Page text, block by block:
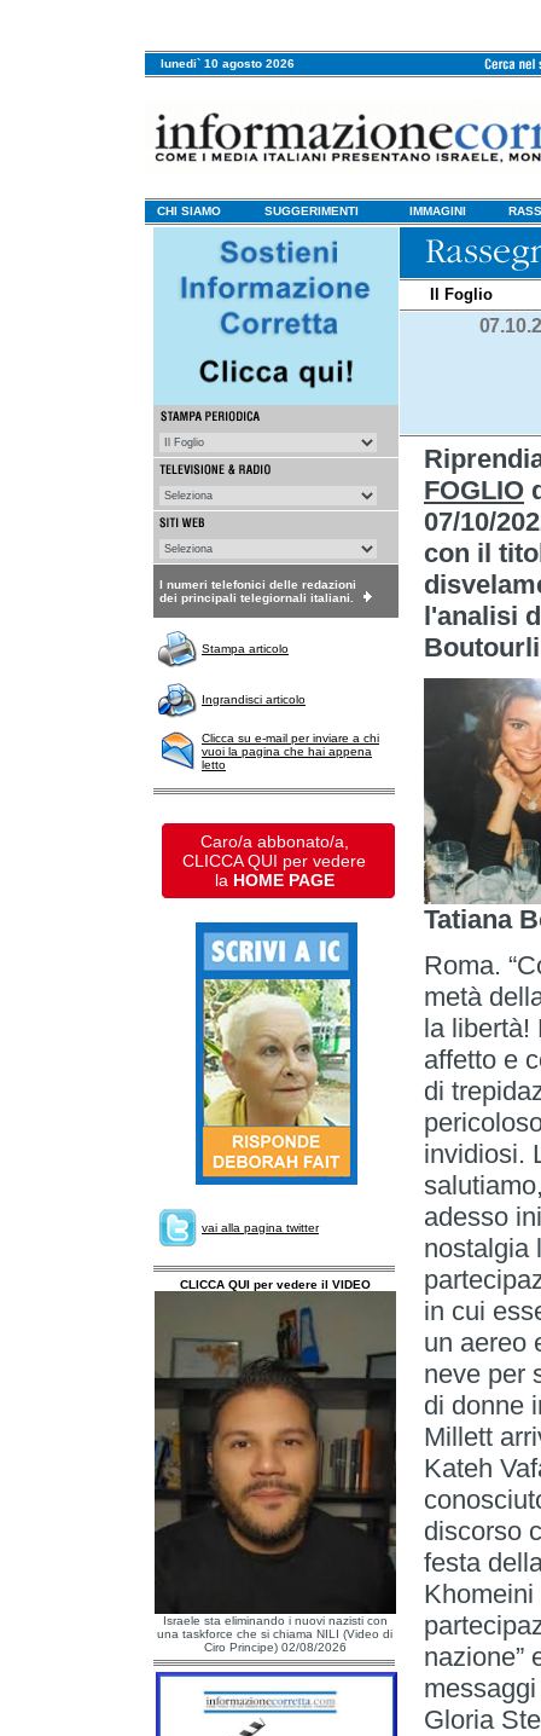
lunedi` 10 agosto 2026
CHI SIAMO SUGGERIMENTI IMMAGINI
I numeri telefonici delle redazioni
dei principali telegiornali italiani.
Stampa articolo
Ingrandisci articolo
Clicca su e-mail per inviare a chi
vuoi la pagina che hai appena
letto
Caro/a abbonato/a,
CLICCA QUI per vedere
la HOME PAGE
vai alla pagina twitter
CLICCA QUI per vedere il VIDEO
Israele sta eliminando i nuovi nazisti con
una taskforce che si chiama NILI (Video di
Ciro Principe) 02/08/2026
Il Foglio
FOGLIO
07/10/
con il
l'analisi
Tatiana
Roma.
metà
la libertà!
affetto e
di
invidiosi.
adesso
nostalgia
in cui
un aereo
neve per
di donne
Millett
Kateh
discorso
festa
Khomeini
nazione”
Gloria